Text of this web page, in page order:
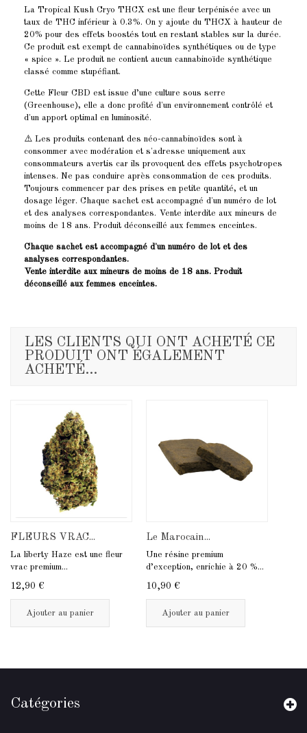
La Tropical Kush Cryo THCX est une fleur terpénisée avec un
taux de THC inférieur à 0.3%. On y ajoute du THCX à hauteur de
20% pour des effets boostés tout en restant stables sur la durée.
Ce produit est exempt de cannabinoïdes synthétiques ou de type
« spice ». Le produit ne contient aucun cannabinoïde synthétique
classé comme stupéfiant.
Cette Fleur CBD est issue d’une culture sous serre
(Greenhouse), elle a donc profité d'un environnement contrôlé et
d'un apport optimal en luminosité.
⚠️ Les produits contenant des néo-cannabinoïdes sont à
consommer avec modération et s'adresse uniquement aux
consommateurs avertis car ils provoquent des effets psychotropes
intenses. Ne pas conduire après consommation de ces produits.
Toujours commencer par des prises en petite quantité, et un
dosage léger. Chaque sachet est accompagné d'un numéro de lot
et des analyses correspondantes. Vente interdite aux mineurs de
moins de 18 ans. Produit déconseillé aux femmes enceintes.
Chaque sachet est accompagné d'un numéro de lot et des
analyses correspondantes.
Vente interdite aux mineurs de moins de 18 ans. Produit
déconseillé aux femmes enceintes.
LES CLIENTS QUI ONT ACHETÉ CE
PRODUIT ONT ÉGALEMENT
ACHETÉ...
FLEURS VRAC...
La liberty Haze est une fleur
vrac premium...
12,90 €
Ajouter au panier
Le Marocain...
Une résine premium
d’exception, enrichie à 20 %...
10,90 €
Ajouter au panier
Catégories